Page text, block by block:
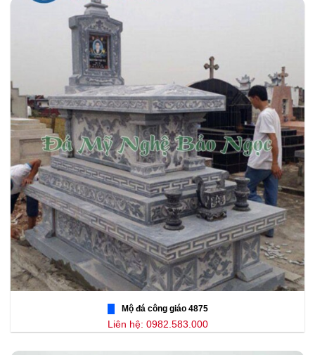
Mộ đá công giáo 4875
Liên hệ: 0982.583.000